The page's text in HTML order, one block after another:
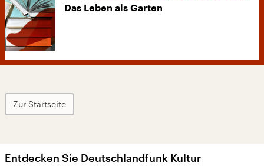
Das Leben als Garten
Zur Startseite
Entdecken Sie Deutschlandfunk Kultur